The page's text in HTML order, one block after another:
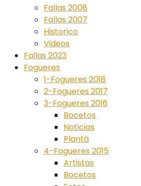
Fallas 2008
Fallas 2007
Historico
Videos
Fallas 2023
Fogueres
1-Fogueres 2018
2-Fogueres 2017
3-Fogueres 2016
Bocetos
Noticias
Plantà
4-Fogueres 2015
Artistas
Bocetos